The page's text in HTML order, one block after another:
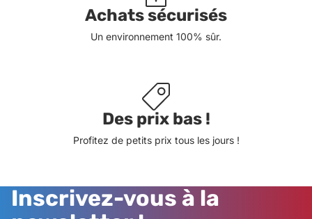
Achats sécurisés
Un environnement 100% sûr.
Des prix bas !
Profitez de petits prix tous les jours !
Inscrivez-vous à la